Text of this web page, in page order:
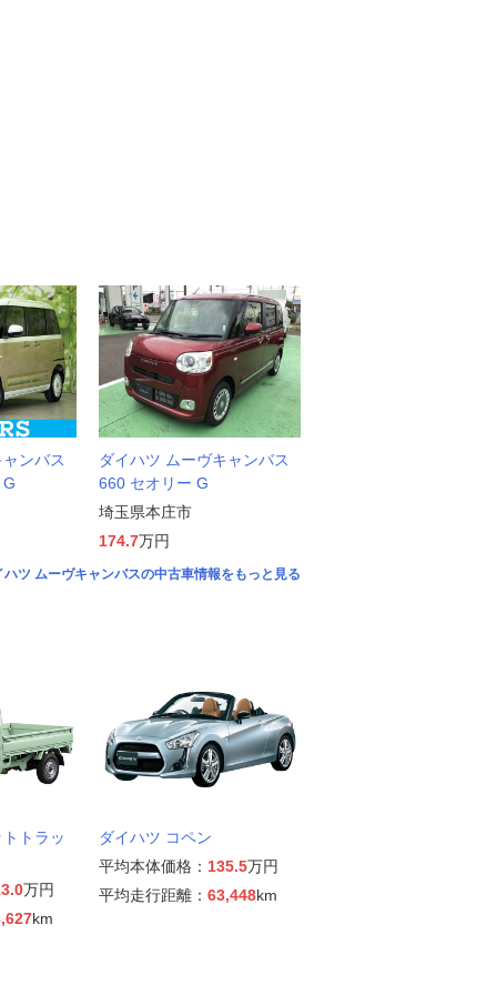
ンバス
ダイハツ ムーヴキャンバス
660 セオリー G
埼玉県本庄市
174.7万円
ハツ ムーヴキャンバスの中古車情報をもっと見る
トラッ
万円
km
ダイハツ コペン
平均本体価格： 135.5万円
平均走行距離： 63,448km